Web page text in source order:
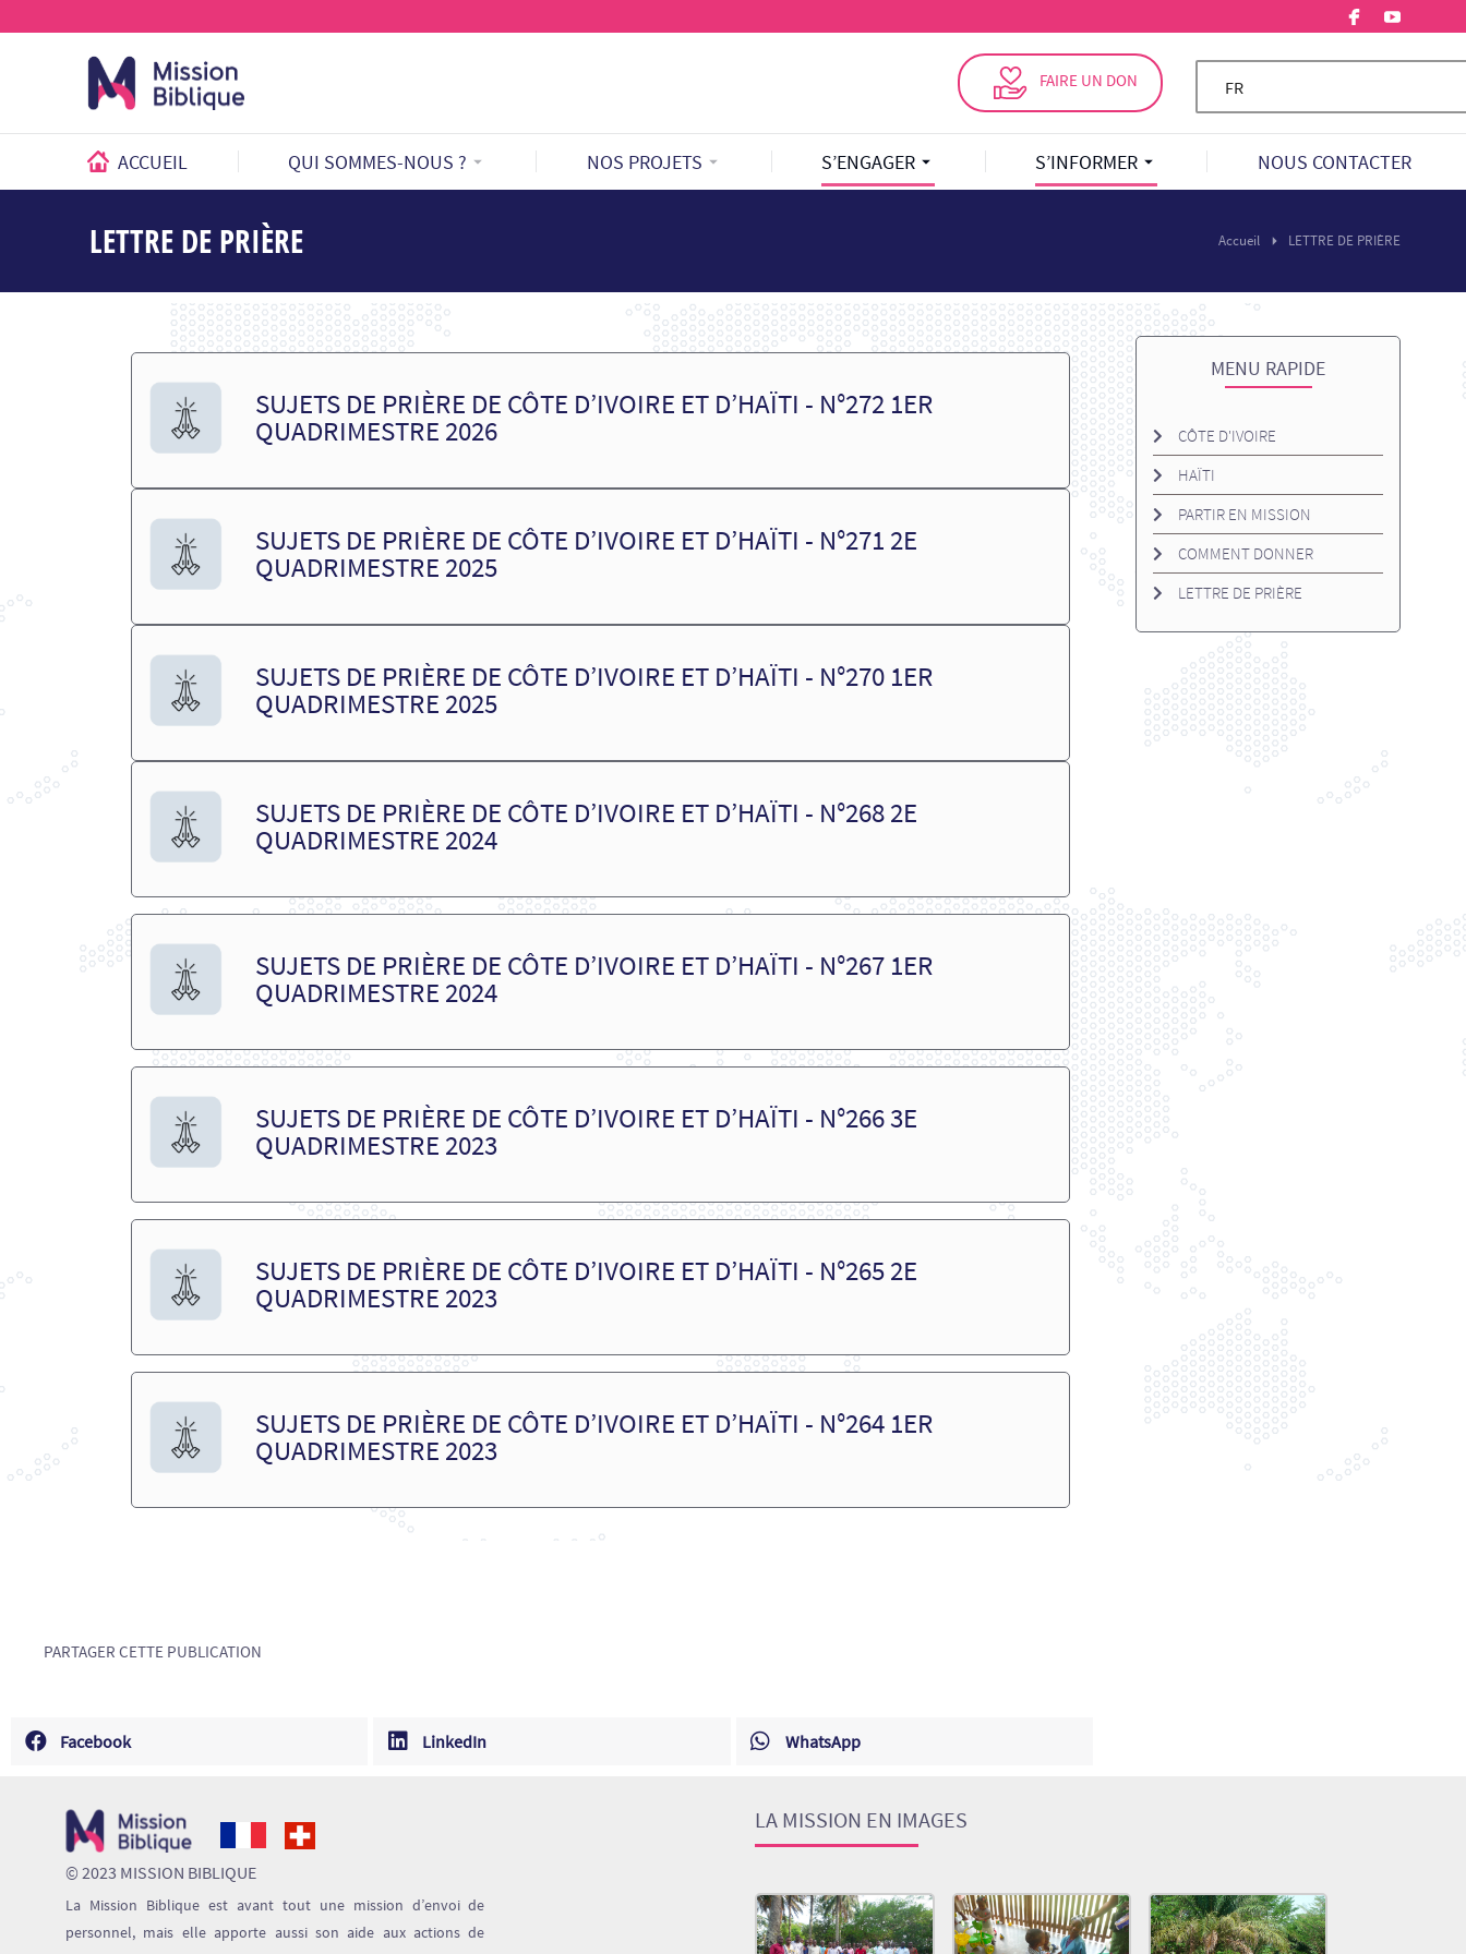
FAIRE UN DON FR
ACCUEIL QUI SOMMES-NOUS ? NOS PROJETS S’ENGAGER S’INFORMER NOUS CONTACTER
LETTRE DE PRIÈRE Accueil LETTRE DE PRIÈRE
SUJETS DE PRIÈRE DE CÔTE D’IVOIRE ET D’HAÏTI - N°272 1ER
QUADRIMESTRE 2026
SUJETS DE PRIÈRE DE CÔTE D’IVOIRE ET D’HAÏTI - N°271 2E
QUADRIMESTRE 2025
SUJETS DE PRIÈRE DE CÔTE D’IVOIRE ET D’HAÏTI - N°270 1ER
QUADRIMESTRE 2025
SUJETS DE PRIÈRE DE CÔTE D’IVOIRE ET D’HAÏTI - N°268 2E
QUADRIMESTRE 2024
SUJETS DE PRIÈRE DE CÔTE D’IVOIRE ET D’HAÏTI - N°267 1ER
QUADRIMESTRE 2024
SUJETS DE PRIÈRE DE CÔTE D’IVOIRE ET D’HAÏTI - N°266 3E
QUADRIMESTRE 2023
SUJETS DE PRIÈRE DE CÔTE D’IVOIRE ET D’HAÏTI - N°265 2E
QUADRIMESTRE 2023
SUJETS DE PRIÈRE DE CÔTE D’IVOIRE ET D’HAÏTI - N°264 1ER
QUADRIMESTRE 2023
MENU RAPIDE
CÔTE D'IVOIRE
HAÏTI
PARTIR EN MISSION
COMMENT DONNER
LETTRE DE PRIÈRE
PARTAGER CETTE PUBLICATION
Facebook LinkedIn WhatsApp
© 2023 MISSION BIBLIQUE
La Mission Biblique est avant tout une mission d’envoi de
personnel, mais elle apporte aussi son aide aux actions de
LA MISSION EN IMAGES